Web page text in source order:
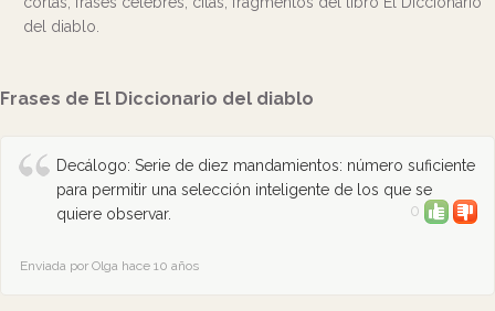
del diablo.
Frases de El Diccionario del diablo
Decálogo: Serie de diez mandamientos: número suficiente
para permitir una selección inteligente de los que se
quiere observar.
0
Enviada por Olga hace 10 años